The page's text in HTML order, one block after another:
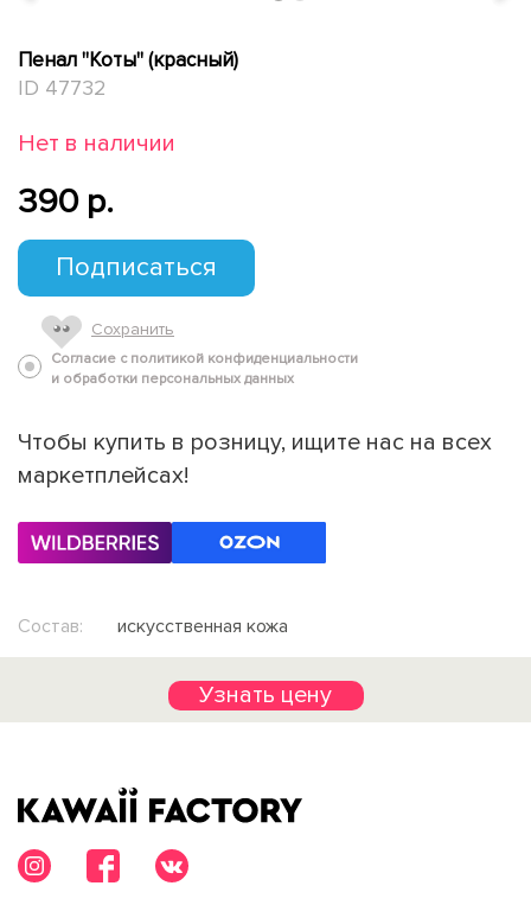
Пенал "Коты" (красный)
ID 47732
Нет в наличии
390 p.
Подписаться
Сохранить
Согласие с политикой конфиденциальности
и обработки персональных данных
Чтобы купить в розницу, ищите нас на всех
маркетплейсах!
Состав: искусственная кожа
Узнать цену